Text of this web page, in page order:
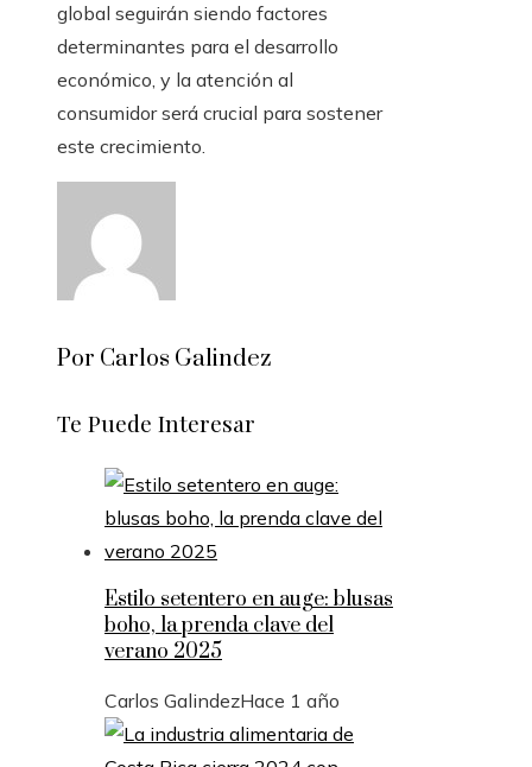
global seguirán siendo factores
determinantes para el desarrollo
económico, y la atención al
consumidor será crucial para sostener
este crecimiento.
Por Carlos Galindez
Te Puede Interesar
Estilo setentero en auge: blusas
boho, la prenda clave del
verano 2025
Carlos GalindezHace 1 año